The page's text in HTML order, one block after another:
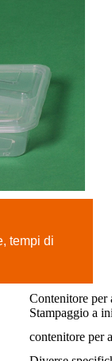
tempi di
Contenitore
Stampaggio a
contenitore per